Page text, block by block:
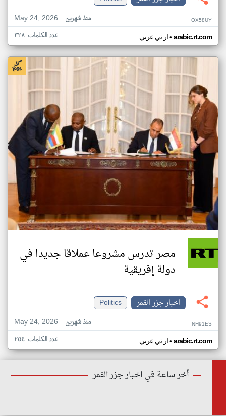
May 24, 2026
منذ شهرين OX58UY
ار تي عربي• arabic.rt.com عدد الكلمات: ٣٢٨
مصر تدرس مشروعا عملاقا جديدا في
دولة إفريقية
اخبار جزر القمر
Politics
May 24, 2026
منذ شهرين NH91ES
ار تي عربي• arabic.rt.com عدد الكلمات: ٢٥٤
أخر ساعة في اخبار جزر القمر